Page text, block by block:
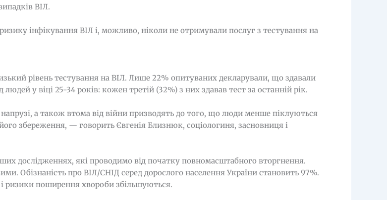
ВІЛ.
інфікування ВІЛ і, можливо, ніколи не отримували послуг з тестування на
рівень тестування на ВІЛ. Лише 22% опитуваних декларували, що здавали
у віці 25-34 років: кожен третій (32%) з них здавав тест за останній рік.
а також втома від війни призводять до того, що люди менше піклуються
збереження, — говорить Євгенія Близнюк, соціологиня, засновниця і
дослідженнях, які проводимо від початку повномасштабного вторгнення.
Обізнаність про ВІЛ/СНІД серед дорослого населення України становить 97%.
ризики поширення хвороби збільшуються.